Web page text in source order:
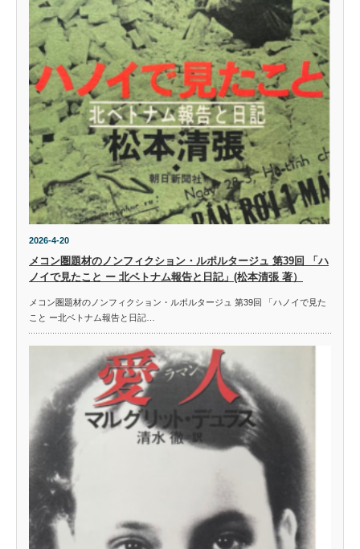
2026-4-20
メコン圏題材のノンフィクション・ルポルタージュ 第39回 「ハ
ノイで見たこと ー 北ベトナム報告と日記」(松本清張 著）
メコン圏題材のノンフィクション・ルポルタージュ 第39回 「ハノイで見た
こと ー北ベトナム報告と日記…